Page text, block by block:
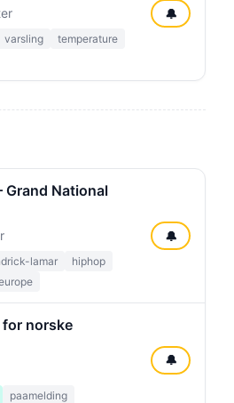
varsling
temperature
🔔
Grand National
lamar
hiphop
🔔
norske
paamelding
🔔